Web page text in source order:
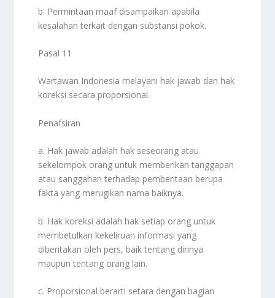
b. Permintaan maaf disampaikan apabila
kesalahan terkait dengan substansi pokok.
Pasal 11
Wartawan Indonesia melayani hak jawab dan hak
koreksi secara proporsional.
Penafsiran
a. Hak jawab adalah hak seseorang atau
sekelompok orang untuk memberikan tanggapan
atau sanggahan terhadap pemberitaan berupa
fakta yang merugikan nama baiknya.
b. Hak koreksi adalah hak setiap orang untuk
membetulkan kekeliruan informasi yang
diberitakan oleh pers, baik tentang dirinya
maupun tentang orang lain.
c. Proporsional berarti setara dengan bagian